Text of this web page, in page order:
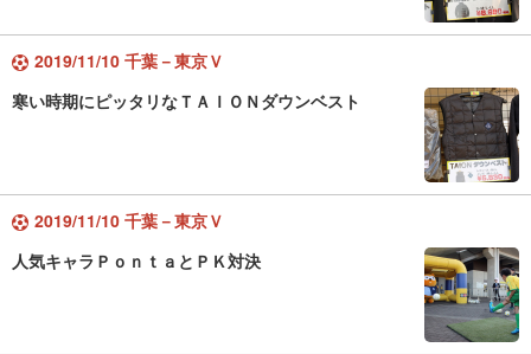
2019/11/10 千葉－東京Ｖ
寒い時期にピッタリなＴＡＩＯＮダウンベスト
2019/11/10 千葉－東京Ｖ
人気キャラＰｏｎｔａとＰＫ対決